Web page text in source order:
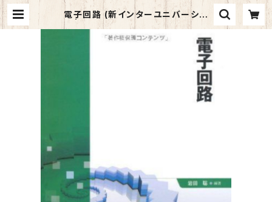
電子回路 (新インターユニバーシテ
ィ) | マイブックス関大前店(店頭受取
オーダー用)